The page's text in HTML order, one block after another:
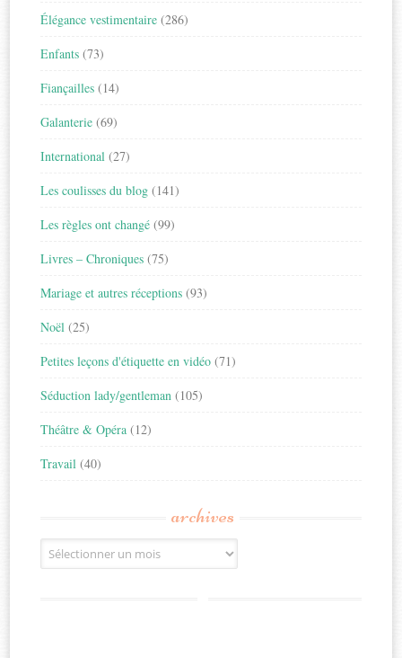
Élégance vestimentaire (286)
Enfants (73)
Fiançailles (14)
Galanterie (69)
International (27)
Les coulisses du blog (141)
Les règles ont changé (99)
Livres – Chroniques (75)
Mariage et autres réceptions (93)
Noël (25)
Petites leçons d'étiquette en vidéo (71)
Séduction lady/gentleman (105)
Théâtre & Opéra (12)
Travail (40)
archives
Archives